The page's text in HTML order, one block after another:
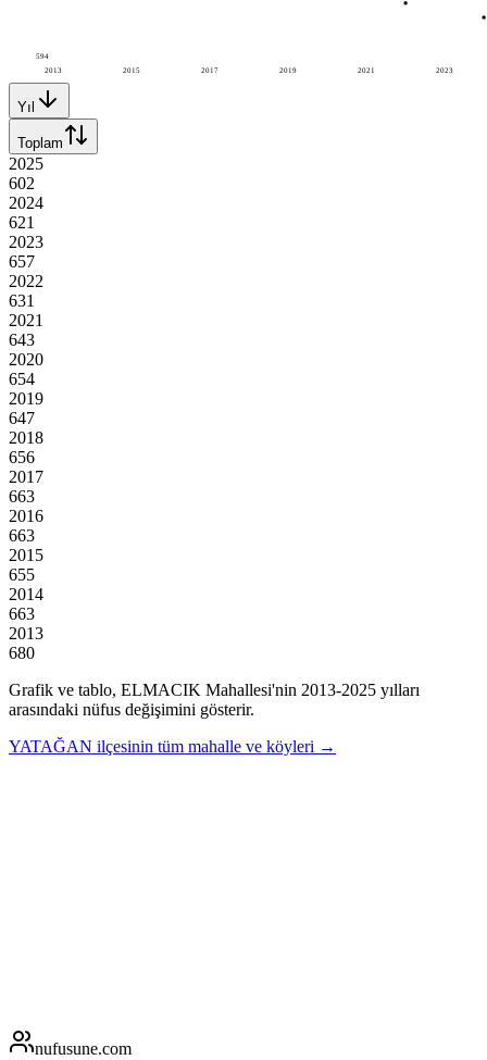
2013 2015 2017 2019 2021 2023
594
Yıl
Toplam
2025
602
2024
621
2023
657
2022
631
2021
643
2020
654
2019
647
2018
656
2017
663
2016
663
2015
655
2014
663
2013
680
Grafik ve tablo, ELMACIK Mahallesi'nin 2013-2025 yılları
arasındaki nüfus değişimini gösterir.
YATAĞAN ilçesinin tüm mahalle ve köyleri →
nufusune.com